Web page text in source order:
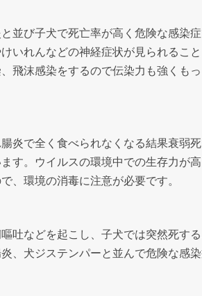
並び子犬で死亡率が高く危険な感染
いれんなどの神経症状が見られるこ
飛沫感染をするので伝染力も強くも
炎で全く食べられなくなる結果衰弱
す。ウイルスの環境中での生存力が
、環境の消毒に注意が必要です。
吐などを起こし、子犬では突然死す
、犬ジステンパーと並んで危険な感染